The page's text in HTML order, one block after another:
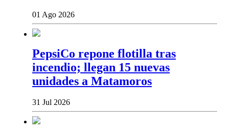
01 Ago 2026
PepsiCo repone flotilla tras
incendio; llegan 15 nuevas
unidades a Matamoros
31 Jul 2026